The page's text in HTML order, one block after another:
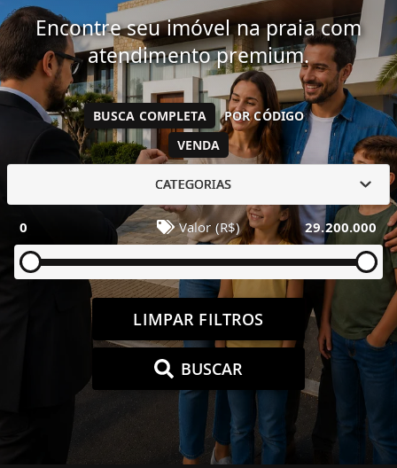
Encontre seu imóvel na praia com
atendimento premium.
VENDA
BUSCA COMPLETA POR CÓDIGO
CATEGORIAS
0 Valor (R$) 29.200.000
LIMPAR FILTROS
BUSCAR